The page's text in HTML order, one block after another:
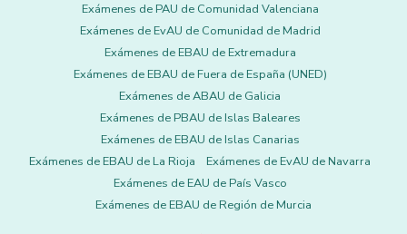
Exámenes de PAU de Comunidad Valenciana
Exámenes de EvAU de Comunidad de Madrid
Exámenes de EBAU de Extremadura
Exámenes de EBAU de Fuera de España (UNED)
Exámenes de ABAU de Galicia
Exámenes de PBAU de Islas Baleares
Exámenes de EBAU de Islas Canarias
Exámenes de EBAU de La Rioja
Exámenes de EvAU de Navarra
Exámenes de EAU de País Vasco
Exámenes de EBAU de Región de Murcia